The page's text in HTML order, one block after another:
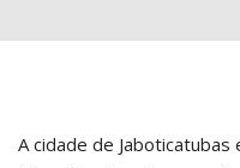
A cidade de